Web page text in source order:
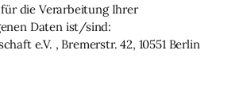
die Verarbeitung Ihrer
Daten ist/sind:
e.V. , Bremerstr. 42, 10551 Berlin